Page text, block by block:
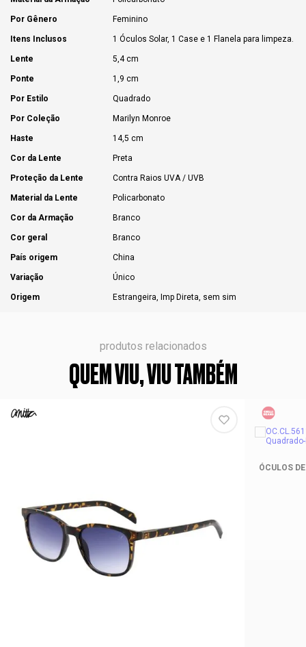
Por Gênero Feminino
Itens Inclusos 1 Óculos Solar, 1 Case e 1 Flanela para limpeza.
Lente 5,4 cm
Ponte 1,9 cm
Por Estilo Quadrado
Por Coleção Marilyn Monroe
Haste 14,5 cm
Cor da Lente Preta
Proteção da Lente Contra Raios UVA / UVB
Material da Lente Policarbonato
Cor da Armação Branco
Cor geral Branco
País origem China
Variação Único
Origem Estrangeira, Imp Direta, sem sim
produtos relacionados
QUEM VIU, VIU TAMBÉM
ÓCULOS